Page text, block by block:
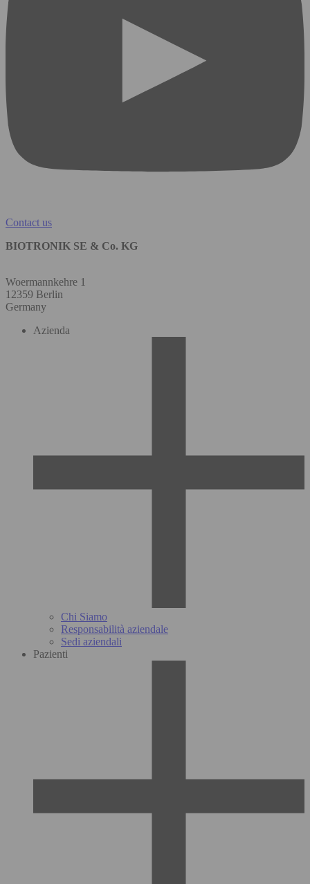
Contact us
BIOTRONIK SE & Co. KG
Woermannkehre 1
12359 Berlin
Germany
Azienda
Chi Siamo
Responsabilità aziendale
Sedi aziendali
Pazienti